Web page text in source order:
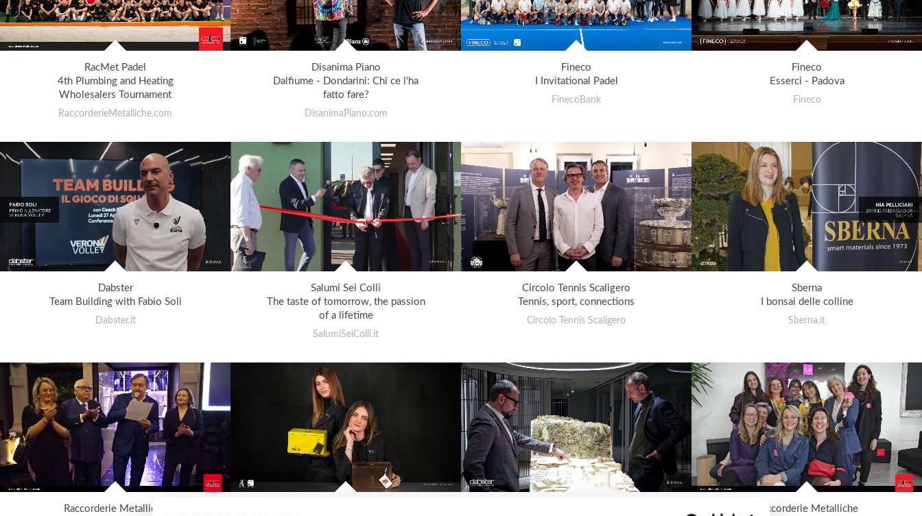
RacMet Padel
4th Plumbing and Heating
Wholesalers Tournament
RaccorderieMetalliche.com
Disanima Piano
Dalfiume - Dondarini: Chi ce l'ha
fatto fare?
DisanimaPiano.com
Fineco
I Invitational Padel
FinecoBank
Fineco
Esserci - Padova
Fineco
Dabster
Team Building with Fabio Soli
Dabster.it
Salumi Sei Colli
The taste of tomorrow, the passion
of a lifetime
SalumiSeiColli.it
Circolo Tennis Scaligero
Tennis, sport, connections
Circolo Tennis Scaligero
Sberna
I bonsai delle colline
Sberna.it
Raccorderie Metalliche
Raccorderie Metalliche